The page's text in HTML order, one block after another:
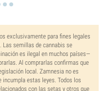
exclusivamente para fines legales
Las semillas de cannabis se
es ilegal en muchos países—
Al comprarlas confirmas que
local. Zamnesia no es
incumpla estas leyes. Todos los
con las setas y otros que